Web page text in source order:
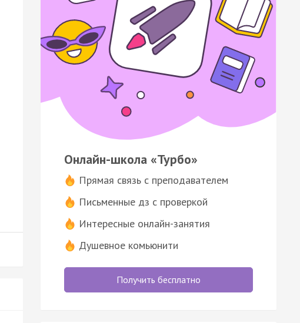
Онлайн-школа «Турбо»
Прямая связь с преподавателем
Письменные дз с проверкой
Интересные онлайн-занятия
Душевное комьюнити
Получить бесплатно